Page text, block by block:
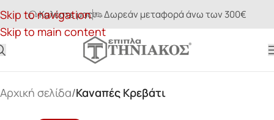
Skip to navigation
Skip to main content
Καλέστε μας Δωρεάν μεταφορά άνω των 300€
Αρχική σελίδα Καναπές Κρεβάτι